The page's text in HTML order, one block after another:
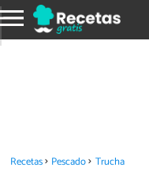
Recetas Pescado Trucha